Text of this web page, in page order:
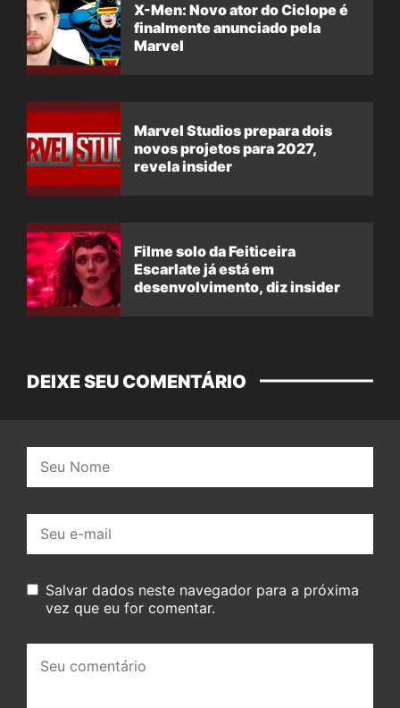
X-Men: Novo ator do Ciclope é
finalmente anunciado pela
Marvel
Marvel Studios prepara dois
novos projetos para 2027,
revela insider
Filme solo da Feiticeira
Escarlate já está em
desenvolvimento, diz insider
DEIXE SEU COMENTÁRIO
mail:
Salvar dados neste navegador para a próxima
vez que eu for comentar.
comentário: